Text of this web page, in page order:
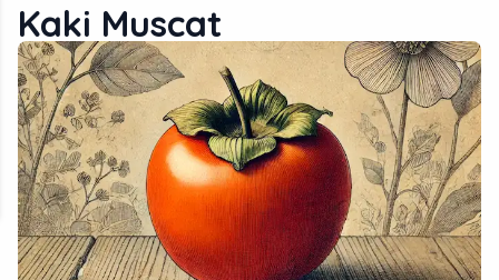
Kaki Muscat